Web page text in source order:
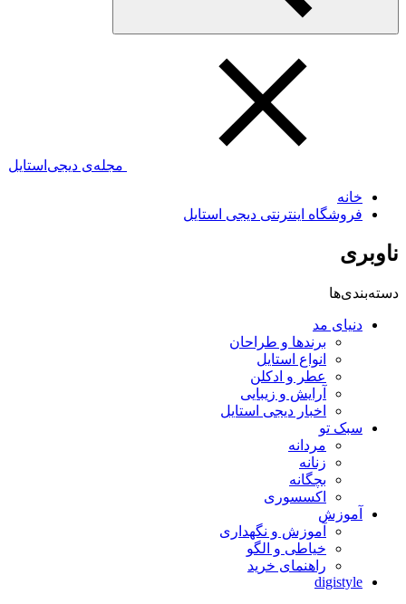
مجله‌ی دیجی‌استایل
خانه
فروشگاه اینترنتی دیجی استایل
ناوبری
دسته‌بندی‌ها
دنیای مد
برندها و طراحان
انواع استایل
عطر و ادکلن
آرایش و زیبایی
اخبار دیجی استایل
سبک تو
مردانه
زنانه
بچگانه
اکسسوری
آموزش
آموزش و نگهداری
خیاطی و الگو
راهنمای خرید
digistyle